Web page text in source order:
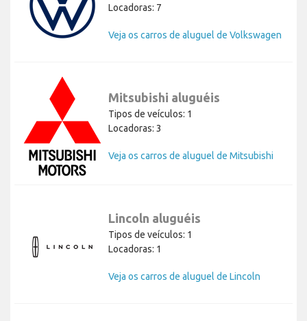
Locadoras: 7
Veja os carros de aluguel de Volkswagen
Mitsubishi aluguéis
Tipos de veículos: 1
Locadoras: 3
Veja os carros de aluguel de Mitsubishi
Lincoln aluguéis
Tipos de veículos: 1
Locadoras: 1
Veja os carros de aluguel de Lincoln